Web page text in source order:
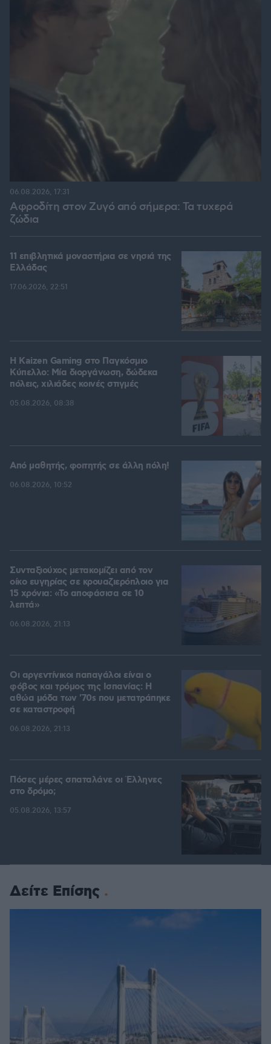
Αφροδίτη στον Ζυγό από σήμερα: Τα τυχερά
ζώδια
06.08.2026, 17:31
11 επιβλητικά μοναστήρια σε νησιά της
Ελλάδας
17.06.2026, 22:51
H Kaizen Gaming στο Παγκόσμιο
Kύπελλο: Μία διοργάνωση, δώδεκα
πόλεις, χιλιάδες κοινές στιγμές
05.08.2026, 08:38
Από μαθητής, φοιτητής σε άλλη πόλη!
06.08.2026, 10:52
Συνταξιούχος μετακομίζει από τον
οίκο ευγηρίας σε κρουαζιερόπλοιο για
15 χρόνια: «Το αποφάσισα σε 10
λεπτά»
06.08.2026, 21:13
Οι αργεντίνικοι παπαγάλοι είναι ο
φόβος και τρόμος της Ισπανίας: Η
αθώα μόδα των '70s που μετατράπηκε
σε καταστροφή
06.08.2026, 21:13
Πόσες μέρες σπαταλάνε οι Έλληνες
στο δρόμο;
05.08.2026, 13:57
Δείτε Επίσης